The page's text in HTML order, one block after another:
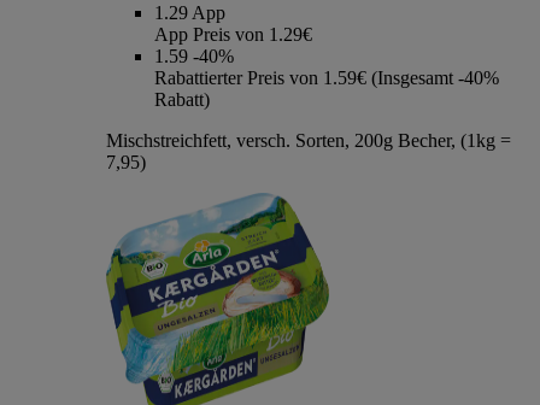
1.29 App
App Preis von 1.29€
1.59 -40%
Rabattierter Preis von 1.59€ (Insgesamt -40%
Rabatt)
Mischstreichfett, versch. Sorten, 200g Becher, (1kg =
7,95)